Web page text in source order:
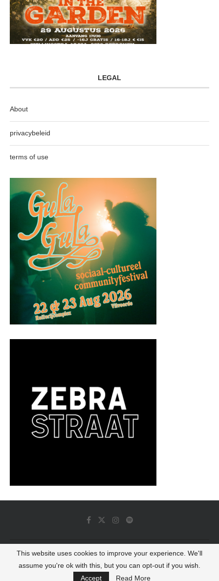
LEGAL
About
privacybeleid
terms of use
© 2022 - Luminous Dash All Rights Reserved
BACK TO TOP
This website uses cookies to improve your experience. We'll
assume you're ok with this, but you can opt-out if you wish.
Accept
Read More